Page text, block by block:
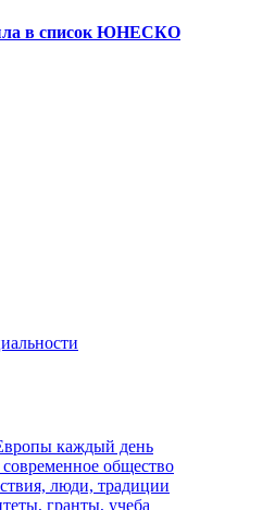
в список ЮНЕСКО
каждый день
общество
люди, традиции
гранты, учеба